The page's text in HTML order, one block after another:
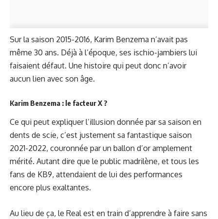
Sur la saison 2015-2016, Karim Benzema n’avait pas
même 30 ans. Déjà à l’époque, ses ischio-jambiers lui
faisaient défaut. Une histoire qui peut donc n’avoir
aucun lien avec son âge.
Karim Benzema : le facteur X ?
Ce qui peut expliquer l’illusion donnée par sa saison en
dents de scie, c’est justement sa fantastique saison
2021-2022, couronnée par un ballon d’or amplement
mérité. Autant dire que le public madrilène, et tous les
fans de KB9, attendaient de lui des performances
encore plus exaltantes.
Au lieu de ça, le Real est en train d’apprendre à faire sans